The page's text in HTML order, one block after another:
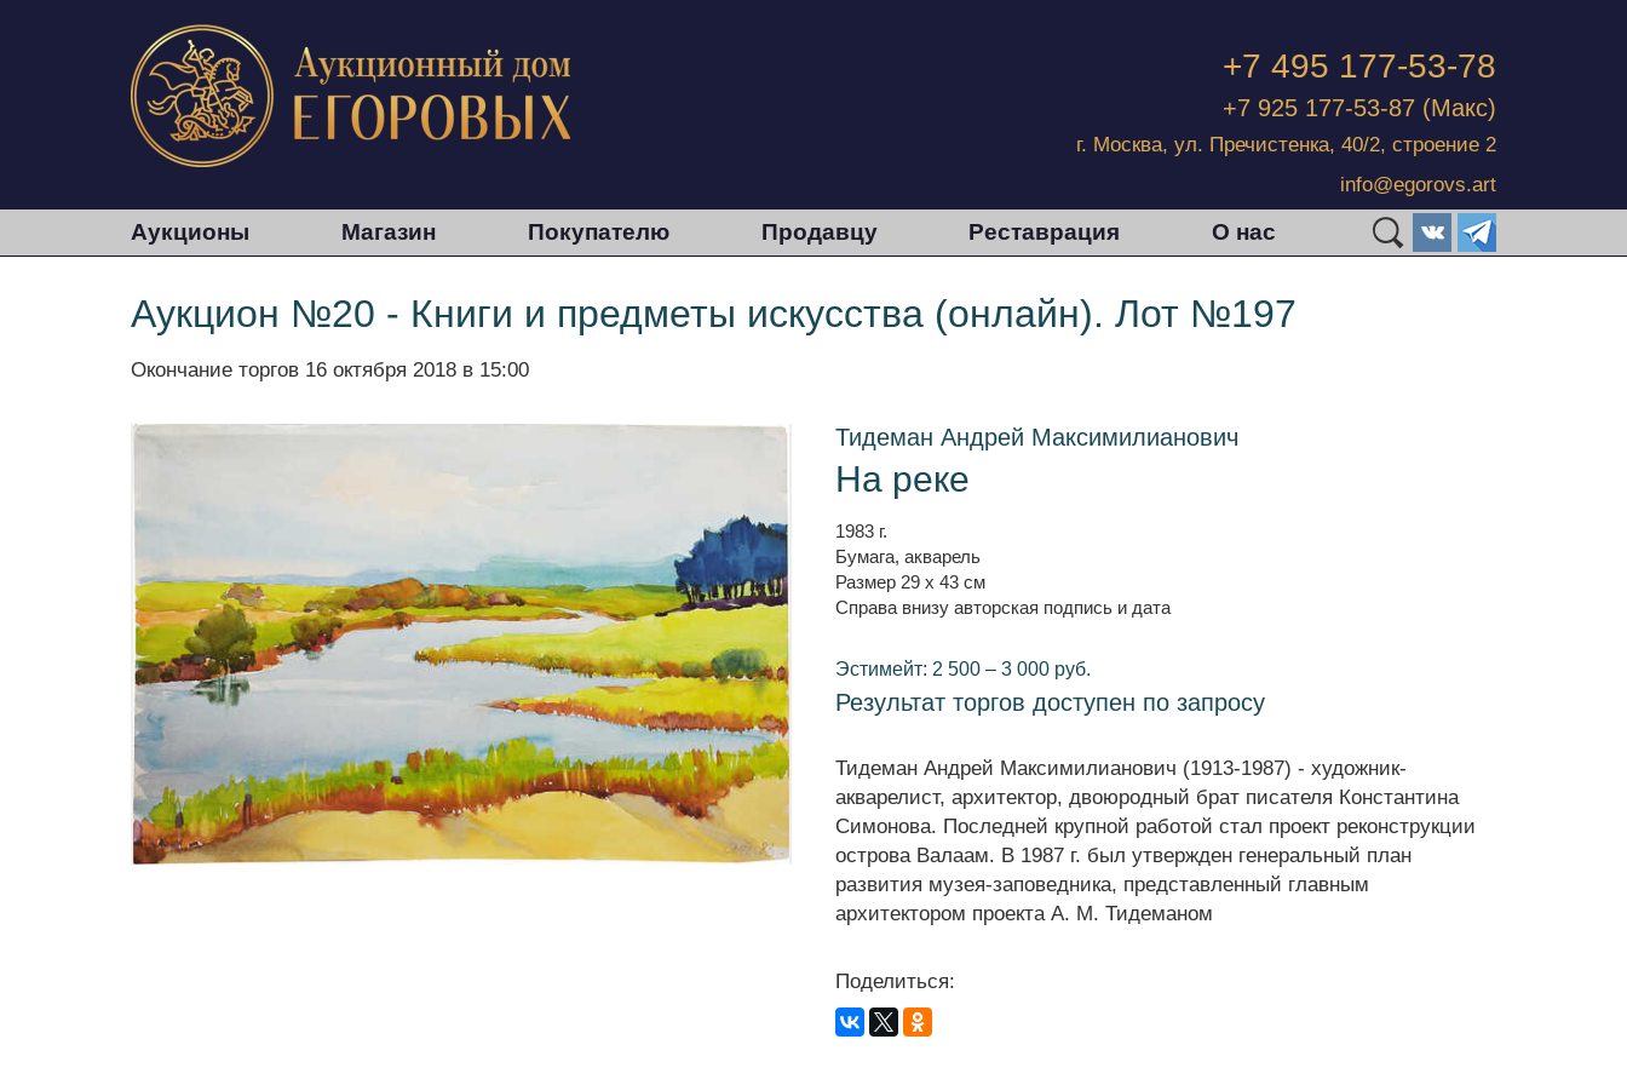
+7 495 177-53-78
+7 925 177-53-87 (Макс)
г. Москва, ул. Пречистенка, 40/2, строение 2
info@egorovs.art
Аукционы Магазин Покупателю Продавцу Реставрация О нас
Аукцион №20 - Книги и предметы искусства (онлайн). Лот №197
Окончание торгов 16 октября 2018 в 15:00
Тидеман Андрей Максимилианович
На реке
1983 г.
Бумага, акварель
Размер 29 x 43 см
Справа внизу авторская подпись и дата
Эстимейт: 2 500 – 3 000 руб.
Результат торгов доступен по запросу
Тидеман Андрей Максимилианович (1913-1987) - художник-
акварелист, архитектор, двоюродный брат писателя Константина
Симонова. Последней крупной работой стал проект реконструкции
острова Валаам. В 1987 г. был утвержден генеральный план
развития музея-заповедника, представленный главным
архитектором проекта А. М. Тидеманом
Поделиться: